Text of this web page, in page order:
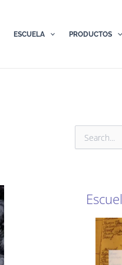
ESCUELA PRODUCTOS